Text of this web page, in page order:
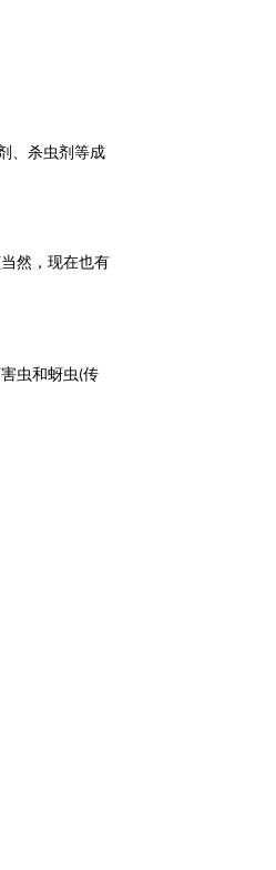
、杀虫剂等成
当然，现在也有
虫和蚜虫(传